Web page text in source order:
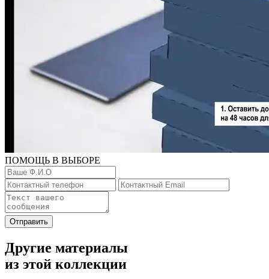
ПОМОЩЬ В ВЫБОРЕ
Отправить
Другие материалы
из этой коллекции